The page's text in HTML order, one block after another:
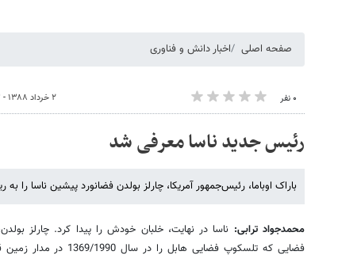
صفحه اصلی اخبار دانش و فناوری
۰ نفر ۲ خرداد ۱۳۸۸ - ۱۴:۲۳
رئیس جدید ناسا معرفی شد
باراک اوباما، رئیس‌جمهور آمریکا، چارلز بولدن فضانورد پیشین ناسا را
محمدجواد ترابی: ناسا در نهایت، خلبان خودش را پیدا کرد. چارلز
فضایی که تلسکوپ فضایی